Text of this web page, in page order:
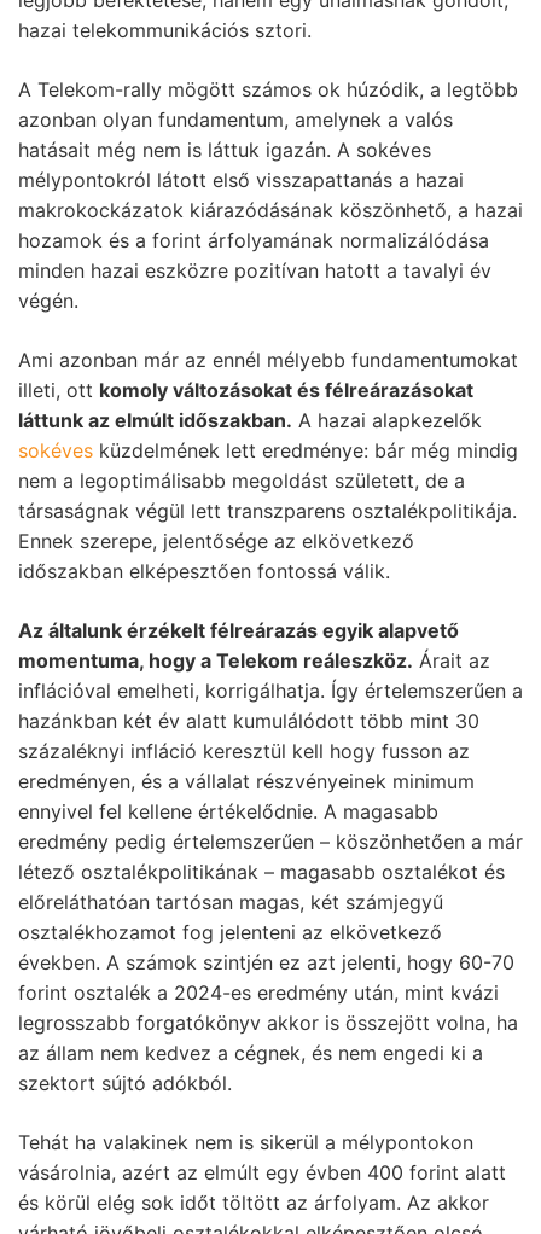
hazai telekommunikációs sztori.
A Telekom-rally mögött számos ok húzódik, a legtöbb
azonban olyan fundamentum, amelynek a valós
hatásait még nem is láttuk igazán. A sokéves
mélypontokról látott első visszapattanás a hazai
makrokockázatok kiárazódásának köszönhető, a hazai
hozamok és a forint árfolyamának normalizálódása
minden hazai eszközre pozitívan hatott a tavalyi év
végén.
Ami azonban már az ennél mélyebb fundamentumokat
illeti, ott komoly változásokat és félreárazásokat
láttunk az elmúlt időszakban. A hazai alapkezelők
sokéves küzdelmének lett eredménye: bár még mindig
nem a legoptimálisabb megoldást született, de a
társaságnak végül lett transzparens osztalékpolitikája.
Ennek szerepe, jelentősége az elkövetkező
időszakban elképesztően fontossá válik.
Az általunk érzékelt félreárazás egyik alapvető
momentuma, hogy a Telekom reáleszköz. Árait az
inflációval emelheti, korrigálhatja. Így értelemszerűen a
hazánkban két év alatt kumulálódott több mint 30
százaléknyi infláció keresztül kell hogy fusson az
eredményen, és a vállalat részvényeinek minimum
ennyivel fel kellene értékelődnie. A magasabb
eredmény pedig értelemszerűen – köszönhetően a már
létező osztalékpolitikának – magasabb osztalékot és
előreláthatóan tartósan magas, két számjegyű
osztalékhozamot fog jelenteni az elkövetkező
években. A számok szintjén ez azt jelenti, hogy 60-70
forint osztalék a 2024-es eredmény után, mint kvázi
legrosszabb forgatókönyv akkor is összejött volna, ha
az állam nem kedvez a cégnek, és nem engedi ki a
szektort sújtó adókból.
Tehát ha valakinek nem is sikerül a mélypontokon
vásárolnia, azért az elmúlt egy évben 400 forint alatt
és körül elég sok időt töltött az árfolyam. Az akkor